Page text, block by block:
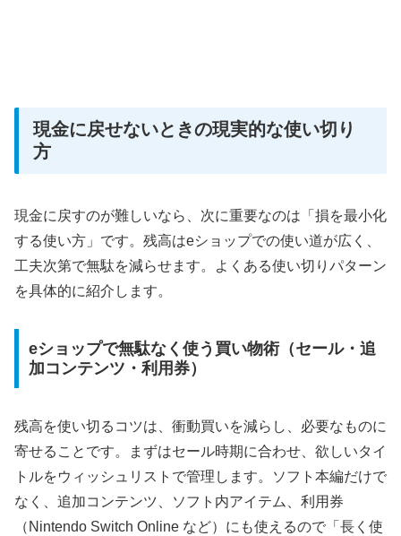
現金に戻せないときの現実的な使い切り
方
現金に戻すのが難しいなら、次に重要なのは「損を最小化
する使い方」です。残高はeショップでの使い道が広く、
工夫次第で無駄を減らせます。よくある使い切りパターン
を具体的に紹介します。
eショップで無駄なく使う買い物術（セール・追
加コンテンツ・利用券）
残高を使い切るコツは、衝動買いを減らし、必要なものに
寄せることです。まずはセール時期に合わせ、欲しいタイ
トルをウィッシュリストで管理します。ソフト本編だけで
なく、追加コンテンツ、ソフト内アイテム、利用券
（Nintendo Switch Online など）にも使えるので「長く使